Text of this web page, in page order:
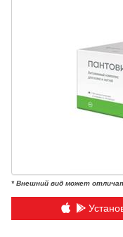
* Внешний вид может